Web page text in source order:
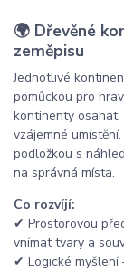
🌍 Dřevěné
zeměpisu
Jednotlivé
pomůckou pro
kontinenty osahat,
vzájemné
podložkou s
na správná místa.
Co rozvíjí:
✔ Prostorovou
vnímat tvary a
✔ Logické myšlení